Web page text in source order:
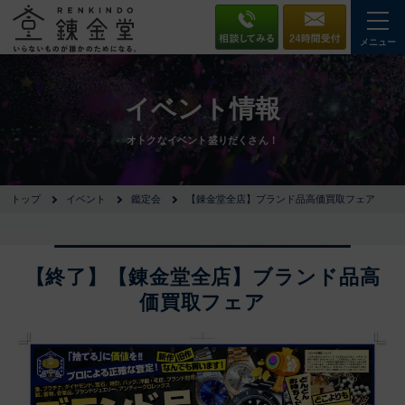
メニュー
イベント情報
オトクなイベント盛りだくさん！
トップ イベント 鑑定会 【錬金堂全店】ブランド品高価買取フェア
【終了】【錬金堂全店】ブランド品高
価買取フェア